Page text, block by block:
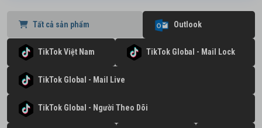
Tất cả sản phẩm Outlook
TikTok Việt Nam TikTok Global - Mail Lock
TikTok Global - Mail Live
TikTok Global - Người Theo Dõi